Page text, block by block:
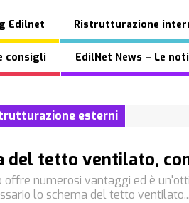
Edilnet Ristrutturazione
consigli EdilNet News – Le
esterni
del tetto ventilato,
numerosi vantaggi ed è
lo schema del tetto ventilato...